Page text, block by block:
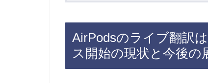
AirPodsのライブ翻訳
ス開始の現状と今後の